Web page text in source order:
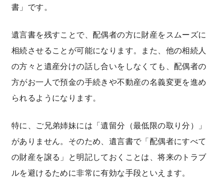
書」です。
遺言書を残すことで、配偶者の方に財産をスムーズに
相続させることが可能になります。また、他の相続人
の方々と遺産分けの話し合いをしなくても、配偶者の
方がお一人で預金の手続きや不動産の名義変更を進め
られるようになります。
特に、ご兄弟姉妹には「遺留分（最低限の取り分）」
がありません。そのため、遺言書で「配偶者にすべて
の財産を譲る」と明記しておくことは、将来のトラブ
ルを避けるために非常に有効な手段といえます。